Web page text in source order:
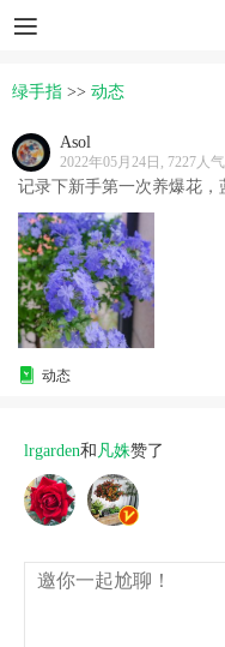
绿手指 >> 动态
Asol
2022年05月24日, 7227人气
记录下新手第一次养爆花
动态
lrgarden和 凡姝赞了